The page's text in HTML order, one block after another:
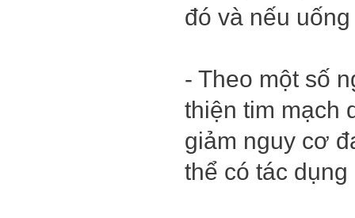
đó và nếu
- Theo một số
thiện tim mạch
giảm nguy cơ
thể có tác